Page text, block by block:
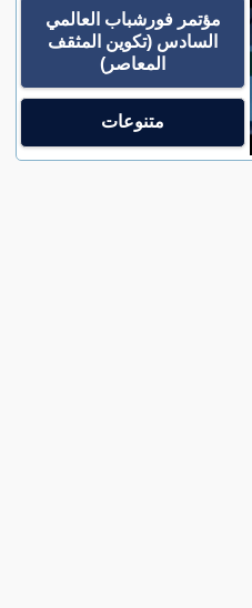
مؤتمر فورشباب العالمي
السادس (تكوين المثقف
المعاصر)
متنوعات